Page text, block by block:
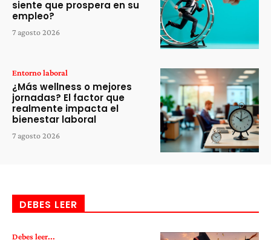
siente que prospera en su
empleo?
7 agosto 2026
Entorno laboral
¿Más wellness o mejores
jornadas? El factor que
realmente impacta el
bienestar laboral
7 agosto 2026
DEBES LEER
Debes leer...